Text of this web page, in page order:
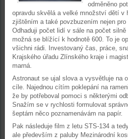
odměněno
opravdu skvělá a velké množství dětí v
zjištěním a také povzbuzením nejen
Odhaduji počet lidí v sále na počet
možná se blížící k hodnotě 600. To je
všichni rádi. Investovaný čas, práce,
Krajského úřadu Zlínského kraje i
marná.
Astronaut se ujal slova a vysvětluje na
cíle. Najednou cítím poklepání na
že by potřeboval pomoci s některými
Snažím se v rychlosti formulovat
šeptám něco poznamenávám na papír.
Pak následuje film z letu STS-134 a
ale především z paluby Mezinárodní